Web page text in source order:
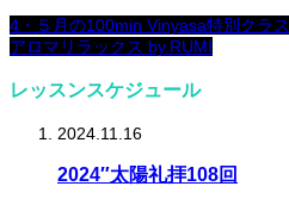
4・５月の100min Vinyasa特別クラス
アロマリラックス by.RUMI
レッスンスケジュール
2024.11.16
2024″太陽礼拝108回